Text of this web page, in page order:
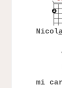
Nicol
mi